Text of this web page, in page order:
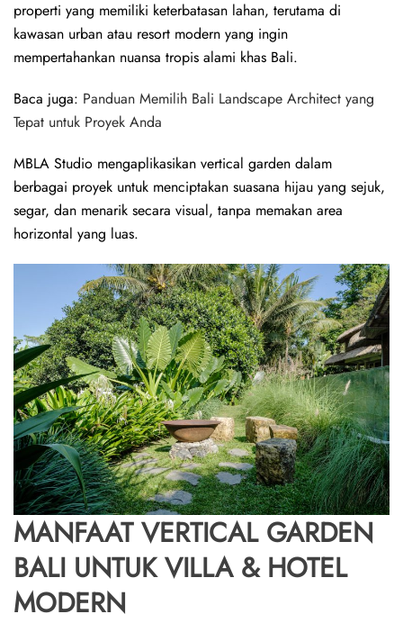
properti yang memiliki keterbatasan lahan, terutama di
kawasan urban atau resort modern yang ingin
mempertahankan nuansa tropis alami khas Bali.
Baca juga: Panduan Memilih Bali Landscape Architect yang
Tepat untuk Proyek Anda
MBLA Studio mengaplikasikan vertical garden dalam
berbagai proyek untuk menciptakan suasana hijau yang sejuk,
segar, dan menarik secara visual, tanpa memakan area
horizontal yang luas.
MANFAAT VERTICAL GARDEN
BALI UNTUK VILLA & HOTEL
MODERN